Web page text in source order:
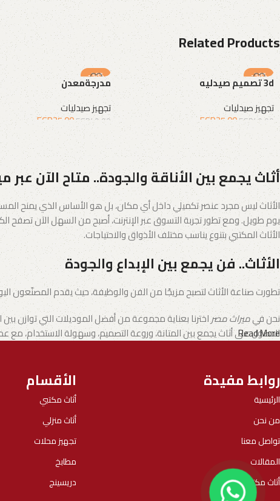
Related Products
-38%3d تصميم صيدليه
تجهيز صيدليات
EGP40.00
EGP25.00
إضافة إلى السلة
-38%
مدرجةمعدن
تجهيز صيدليات
EGP40.00
EGP25.00
إضافة إلى السلة
أثاث يجمع بين الأناقة والجودة.. متاح الآن عبر
الأثاث ليس مجرد عنصر تكميلي داخل أي مكان، بل هو الأساس الذي يمنح
يوم طويل. ومع تطور تجربة التسوق عبر الإنترنت، أصبح من السهل الآن تصفح
الأثاث المكتبي بتنوع يناسب مختلف الأذواق والاحتياجات.
الأثاث.. فن يجمع بين الإبداع والجودة
تطورت صناعة الأثاث لتصبح مزيجًا من الفن والوظيفة، حيث يقدم المصنّعون
نحن فيميراث مصراخترنا بعناية مجموعة من أفضل الموديلات التي توازن
الحصول على أثاث يجمع بين المتانة، وروعة التصميم، وسهولة الاستخدام،
Read More
روابط مفيدة
الرئيسية
من نحن
تواصل معنا
المقالات
أثاث مكتبي
الأقسام
أثاث مكتبي
أثاث منزلي
تجهيز محلات
مطابخ
دريسينج